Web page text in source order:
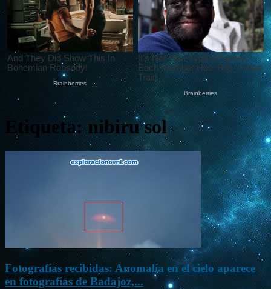
Etiqueta: nibiru sol
Fotografías recibidas: Anomalía en el cielo aparece
en fotografías de Badajoz,...